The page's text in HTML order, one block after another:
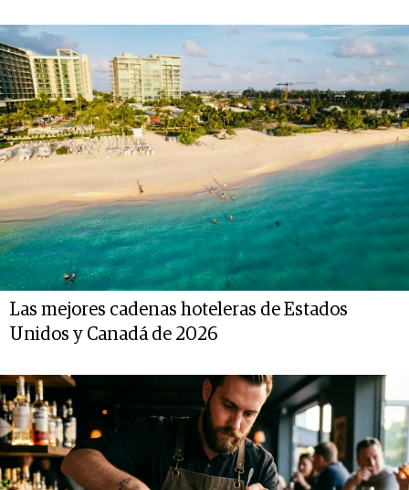
Las mejores cadenas hoteleras de Estados
Unidos y Canadá de 2026